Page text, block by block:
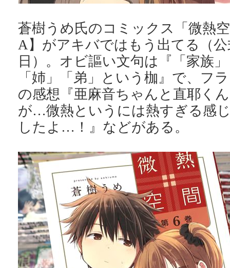
蒼樹うめ氏のコミックス「微熱
A】がアキバではもう出てる（公
日）。オビ謳い文句は『「家族
「姉」「弟」という枷』で、フ
の感想『亜麻音ちゃんと直耶く
が…微熱というには熱すぎる感
したよ…！』などがある。